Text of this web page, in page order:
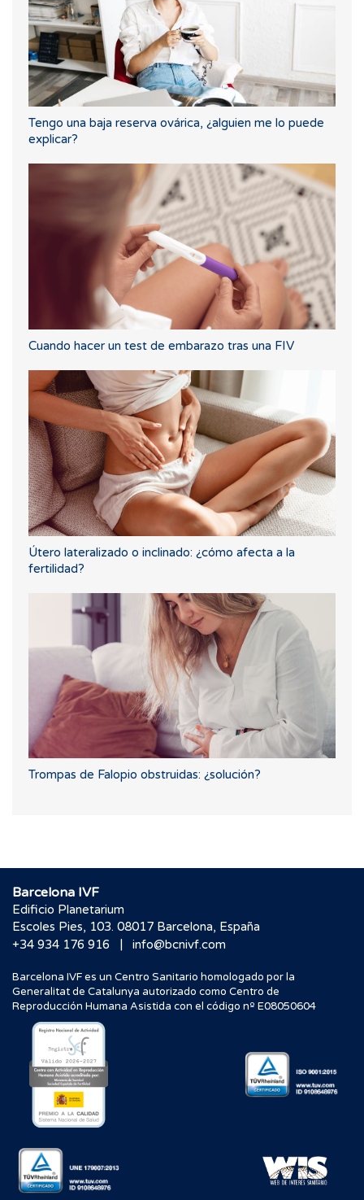
Tengo una baja reserva ovárica, ¿alguien me lo puede
explicar?
Cuando hacer un test de embarazo tras una FIV
Útero lateralizado o inclinado: ¿cómo afecta a la
fertilidad?
Trompas de Falopio obstruidas: ¿solución?
Barcelona IVF
Edificio Planetarium
Escoles Pies, 103. 08017 Barcelona, España
+34 934 176 916
| info@bcnivf.com
Barcelona IVF es un Centro Sanitario homologado por la
Generalitat de Catalunya autorizado como Centro de
Reproducción Humana Asistida con el código nº E08050604